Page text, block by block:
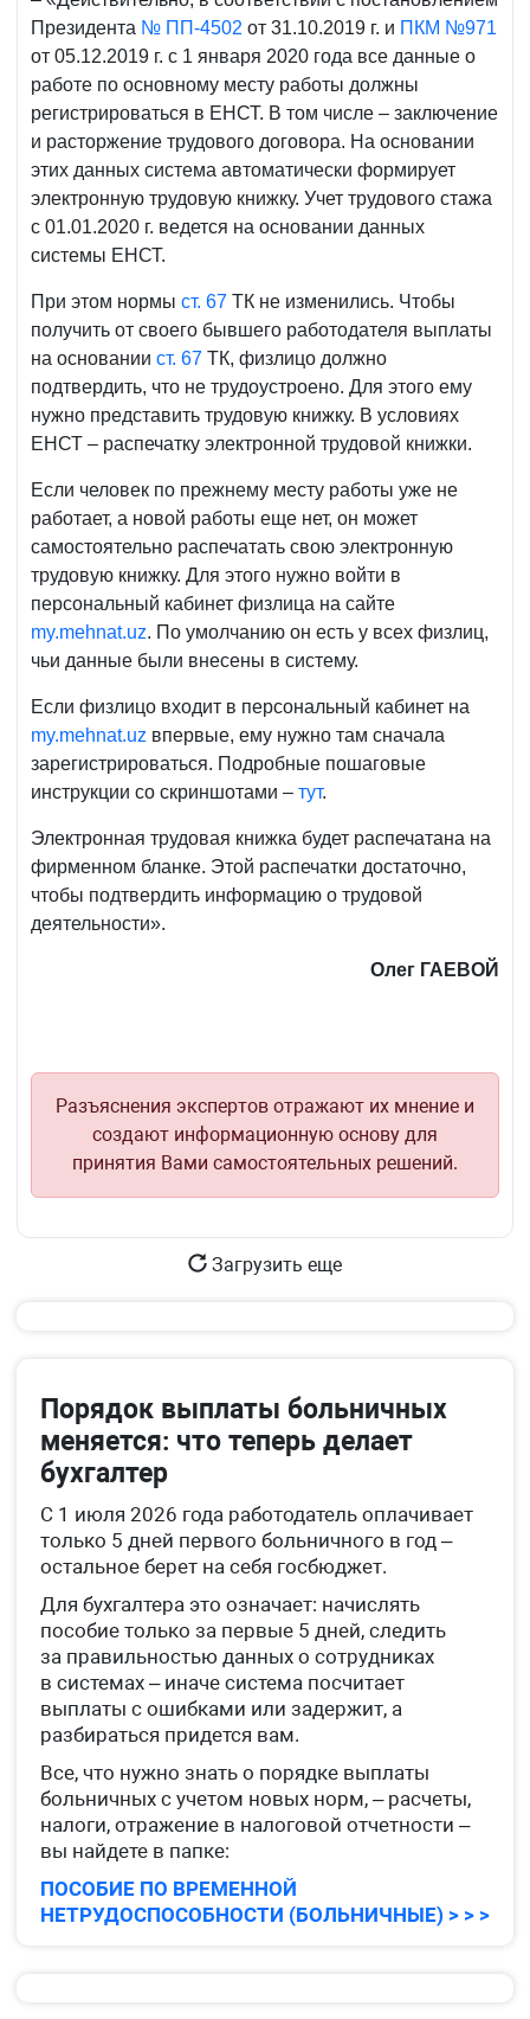
Президента № ПП-4502 от 31.10.2019 г. и ПКМ №971
от 05.12.2019 г. с 1 января 2020 года все данные о
работе по основному месту работы должны
регистрироваться в ЕНСТ. В том числе – заключение
и расторжение трудового договора. На основании
этих данных система автоматически формирует
электронную трудовую книжку. Учет трудового стажа
с 01.01.2020 г. ведется на основании данных
системы ЕНСТ.
При этом нормы ст. 67 ТК не изменились. Чтобы
получить от своего бывшего работодателя выплаты
на основании ст. 67 ТК, физлицо должно
подтвердить, что не трудоустроено. Для этого ему
нужно представить трудовую книжку. В условиях
ЕНСТ – распечатку электронной трудовой книжки.
Если человек по прежнему месту работы уже не
работает, а новой работы еще нет, он может
самостоятельно распечатать свою электронную
трудовую книжку. Для этого нужно войти в
персональный кабинет физлица на сайте
my.mehnat.uz. По умолчанию он есть у всех физлиц,
чьи данные были внесены в систему.
Если физлицо входит в персональный кабинет на
my.mehnat.uz впервые, ему нужно там сначала
зарегистрироваться. Подробные пошаговые
инструкции со скриншотами – тут.
Электронная трудовая книжка будет распечатана на
фирменном бланке. Этой распечатки достаточно,
чтобы подтвердить информацию о трудовой
деятельности».
Олег ГАЕВОЙ
Разъяснения экспертов отражают их мнение и
создают информационную основу для
принятия Вами самостоятельных решений.
Загрузить еще
Порядок выплаты больничных
меняется: что теперь делает
бухгалтер
С 1 июля 2026 года работодатель оплачивает
только 5 дней первого больничного в год –
остальное берет на себя госбюджет.
Для бухгалтера это означает: начислять
пособие только за первые 5 дней, следить
за правильностью данных о сотрудниках
в системах – иначе система посчитает
выплаты с ошибками или задержит, а
разбираться придется вам.
Все, что нужно знать о порядке выплаты
больничных с учетом новых норм, – расчеты,
налоги, отражение в налоговой отчетности –
вы найдете в папке:
ПОСОБИЕ ПО ВРЕМЕННОЙ
НЕТРУДОСПОСОБНОСТИ (БОЛЬНИЧНЫЕ) > > >